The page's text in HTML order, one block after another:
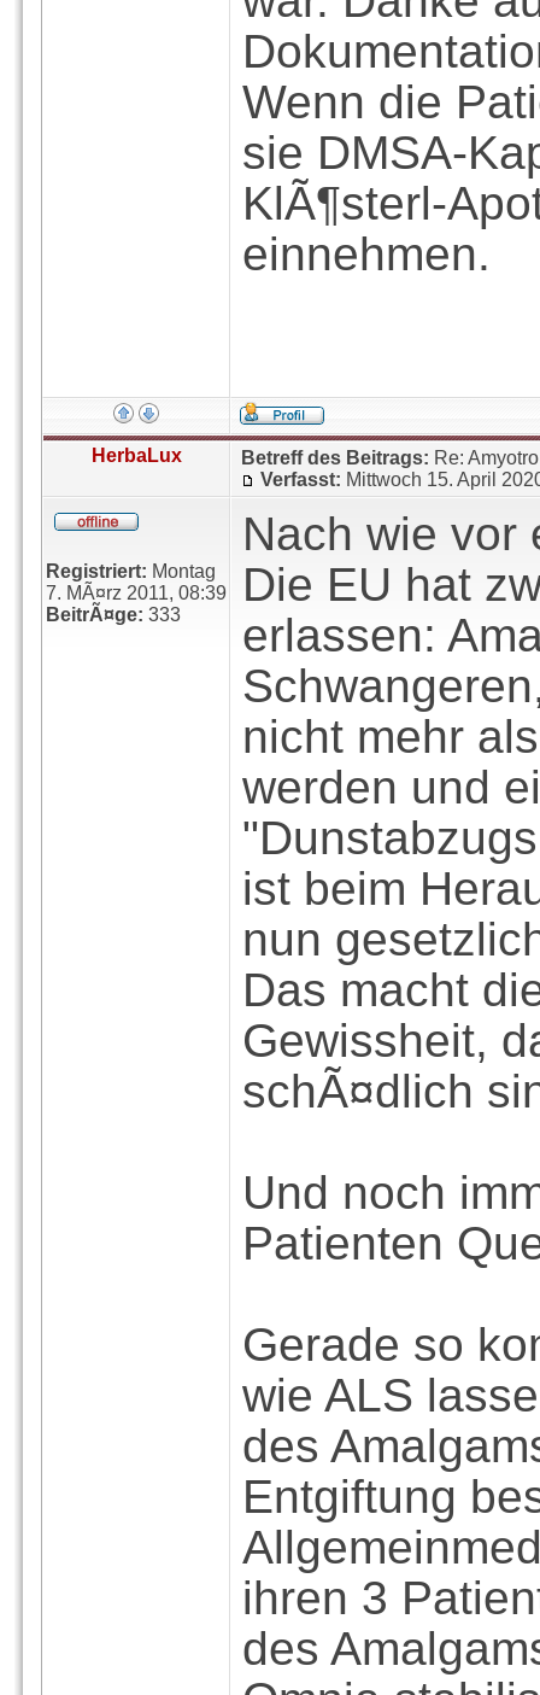
Wenn die
sie DMSA-
KlÃ¶sterl-
einnehmen.
HerbaLux Betreff des Beitrags: Re:
Verfasst: Mittwoch 15. April
Registriert: Montag
7. MÃ¤rz 2011, 08:39
BeitrÃ¤ge: 333
Nach wie vor
Die EU hat
erlassen:
nicht mehr
werden und
ist beim
nun
Das macht
Gewissheit,
schÃ¤dlich
Und noch
Patienten
Gerade so
wie ALS
des
Entgiftung
ihren 3
des